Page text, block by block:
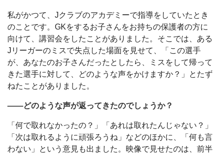
私がかつて、Jクラブのアカデミーで指導をしていたとき
のことです。GKをするお子さんをお持ちの保護者の方に
向けて、講習会をしたことがありました。そこでは、ある
Jリーガーのミスで失点した場面を見せて、「この選手
が、あなたのお子さんだったとしたら、ミスをして帰って
きた選手に対して、どのような声をかけますか？」とたず
ねたことがありました。
――どのような声が返ってきたのでしょうか？
「何で取れなかったの？」「あれは取れたんじゃない？」
「次は取れるように頑張ろうね」などのほかに、「何も言
わない」という意見も出ました。映像で見せたのは、前半